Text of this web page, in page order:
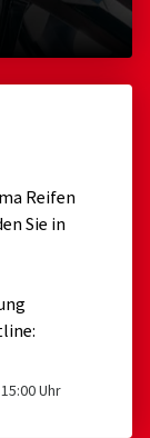
Reifen
Sie in
Uhr